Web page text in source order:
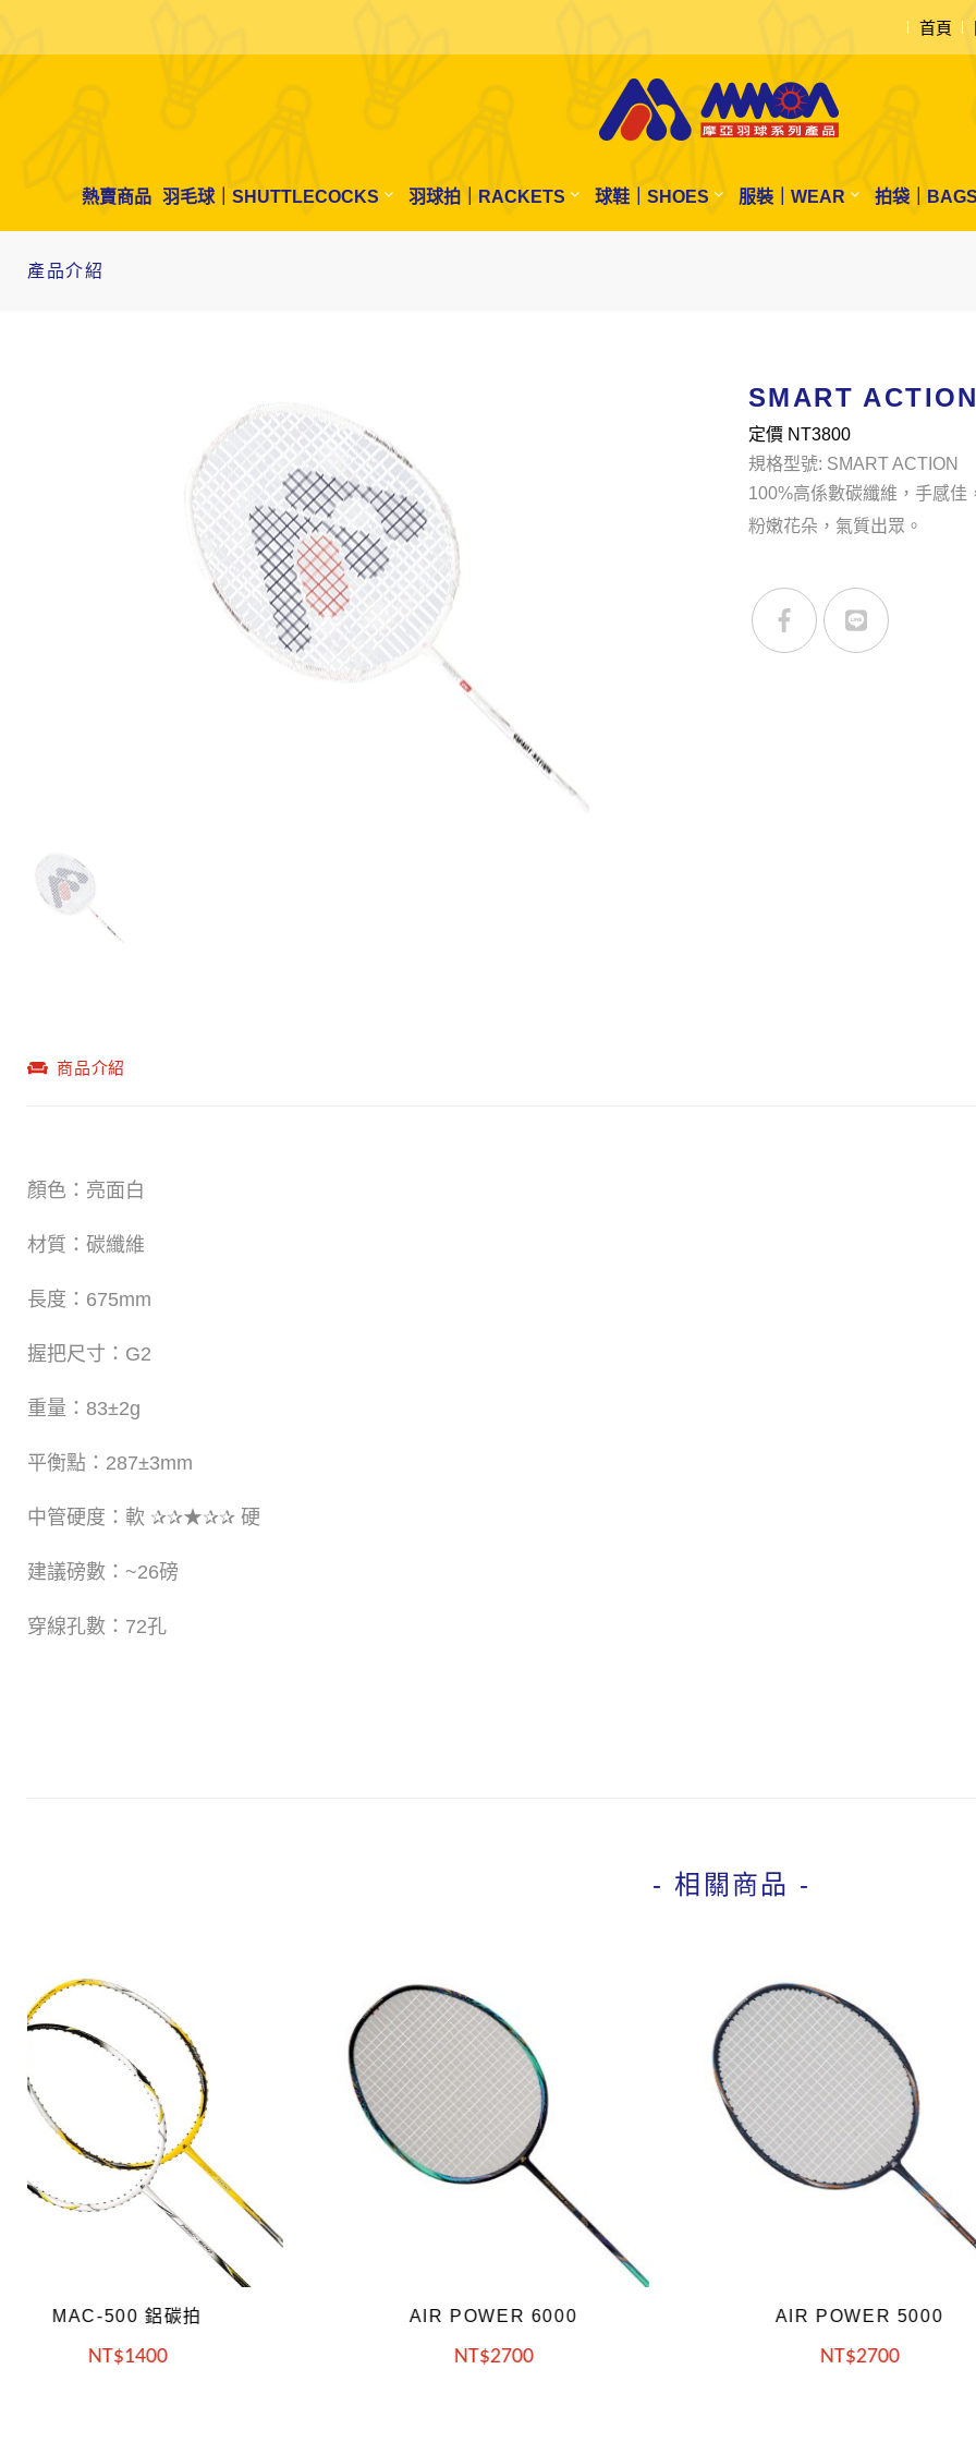
首頁
熱賣商品 羽毛球｜SHUTTLECOCKS 羽球拍｜RACKETS 球鞋｜SHOES 服裝｜WEAR 拍袋｜BAGS
產品介紹
SMART ACTION
定價 NT3800
規格型號: SMART ACTION
100%高係數碳纖維，手感佳
粉嫩花朵，氣質出眾。
商品介紹
顏色：亮面白
材質：碳纖維
長度：675mm
握把尺寸：G2
重量：83±2g
平衡點：287±3mm
​中管硬度：軟 ✰✰★✰✰ 硬
建議磅數：~26磅
穿線孔數：72孔
- 相關商品 -
AIR POWER 6000
NT
AIR POWER 5000
NT
MBR-FORCE
NT